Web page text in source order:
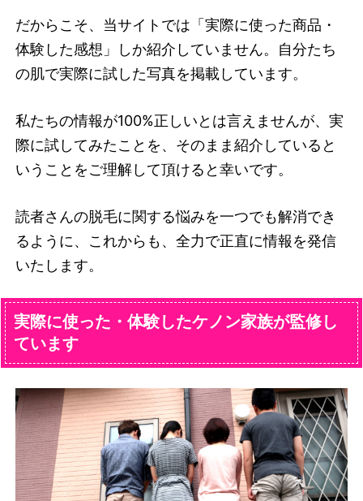
だからこそ、当サイトでは「実際に使った商品・
体験した感想」しか紹介していません。自分たち
の肌で実際に試した写真を掲載しています。
私たちの情報が100%正しいとは言えませんが、実
際に試してみたことを、そのまま紹介していると
いうことをご理解して頂けると幸いです。
読者さんの脱毛に関する悩みを一つでも解消でき
るように、これからも、全力で正直に情報を発信
いたします。
実際に使った・体験したケノン家族が監修し
ています